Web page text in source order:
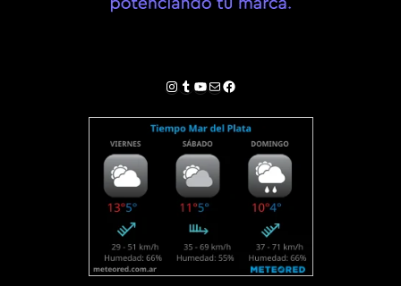
Instagram
Tumblr
YouTube
Correo electrónico
Facebook